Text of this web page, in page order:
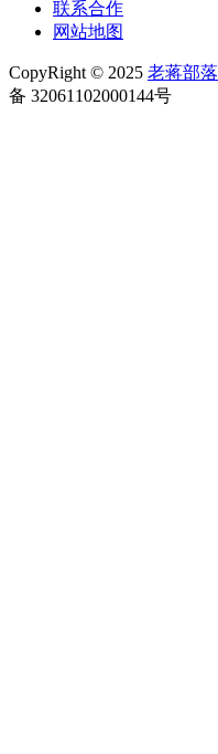
联系合作
网站地图
CopyRight © 2025 老蒋部落
备 32061102000144号